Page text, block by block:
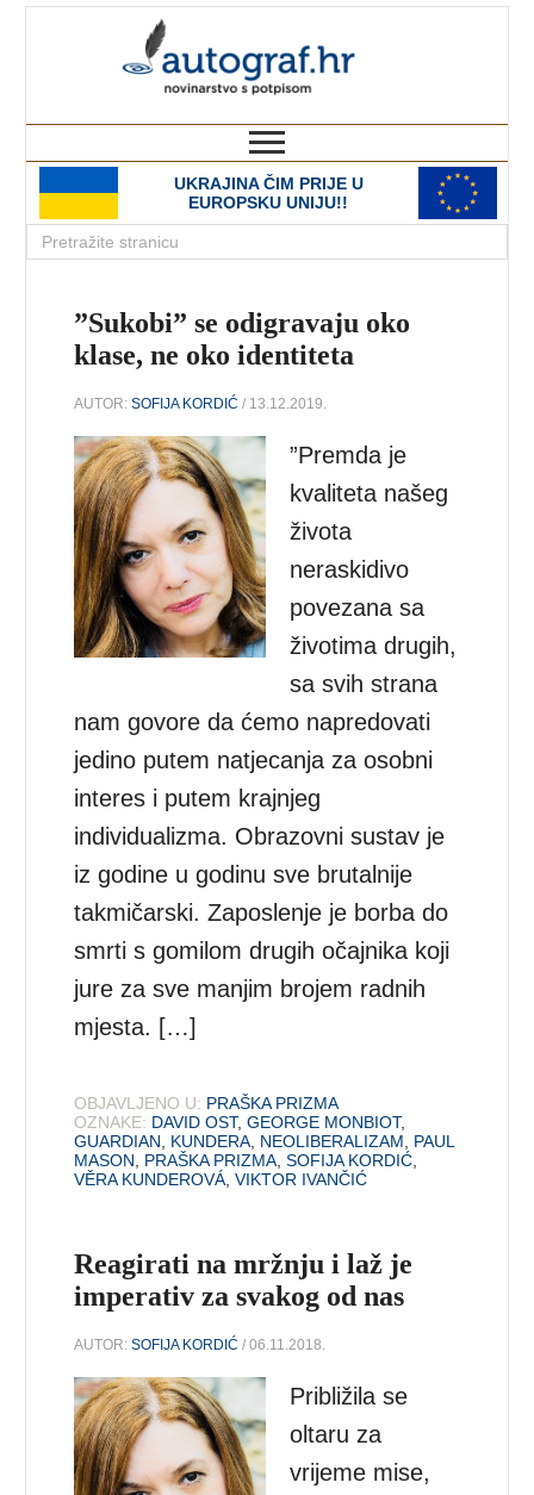
UKRAJINA ČIM PRIJE U
EUROPSKU UNIJU!!
”Sukobi” se odigravaju oko
klase, ne oko identiteta
AUTOR:SOFIJA KORDIĆ / 13.12.2019.
”Premda je
kvaliteta našeg
života
neraskidivo
povezana sa
životima drugih,
sa svih strana
nam govore da ćemo napredovati
jedino putem natjecanja za osobni
interes i putem krajnjeg
individualizma. Obrazovni sustav je
iz godine u godinu sve brutalnije
takmičarski. Zaposlenje je borba do
smrti s gomilom drugih očajnika koji
jure za sve manjim brojem radnih
mjesta. […]
OBJAVLJENO U: PRAŠKA PRIZMA
OZNAKE: DAVID OST,GEORGE MONBIOT,
GUARDIAN
KUNDERA NEOLIBERALIZAM
PAUL
MASON
PRAŠKA PRIZMA ,SOFIJA KORDIĆ
VĚRA KUNDEROVÁ ,VIKTOR IVANČIĆ
Reagirati na mržnju i laž je
imperativ za svakog od nas
AUTOR:SOFIJA KORDIĆ / 06.11.2018.
Približila se
oltaru za
vrijeme mise,